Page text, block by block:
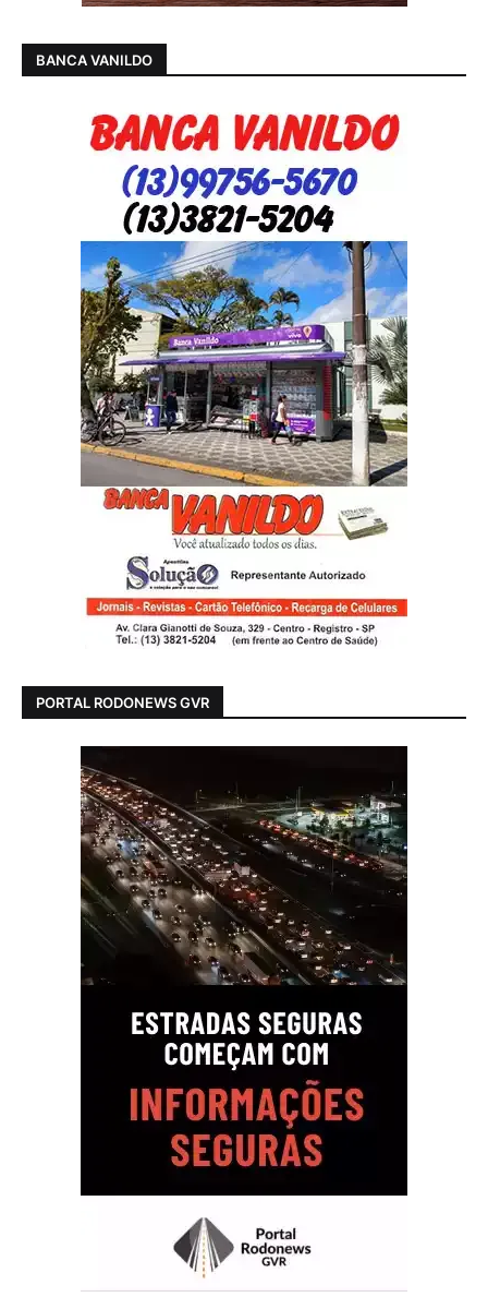
BANCA VANILDO
PORTAL RODONEWS GVR